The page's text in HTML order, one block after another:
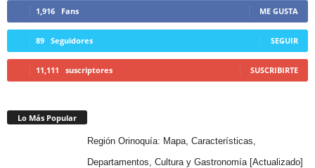
1,916 Fans ME GUSTA
89 Seguidores SEGUIR
11,111 suscriptores SUSCRIBIRTE
Lo Más Popular
Región Orinoquía: Mapa, Características,
Departamentos, Cultura y Gastronomía [Actualizado]